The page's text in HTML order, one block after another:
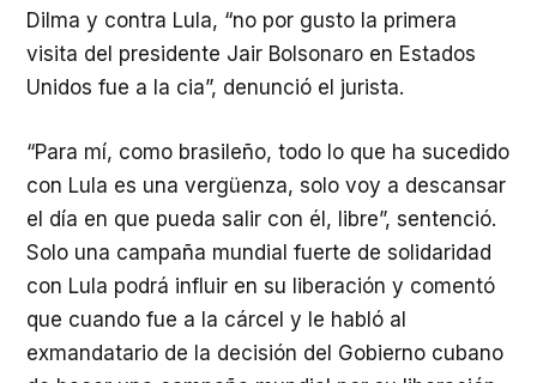
Dilma y contra Lula, “no por gusto la primera
visita del presidente Jair Bolsonaro en Estados
Unidos fue a la cia”, denunció el jurista.
“Para mí, como brasileño, todo lo que ha sucedido
con Lula es una vergüenza, solo voy a descansar
el día en que pueda salir con él, libre”, sentenció.
Solo una campaña mundial fuerte de solidaridad
con Lula podrá influir en su liberación y comentó
que cuando fue a la cárcel y le habló al
exmandatario de la decisión del Gobierno cubano